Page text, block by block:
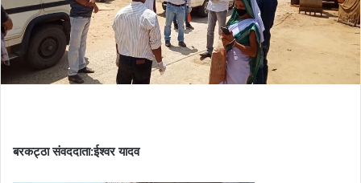
बरकट्ठा संवददाता:ईश्वर यादव